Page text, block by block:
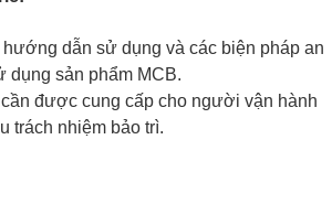
dẫn sử dụng và các biện pháp an
dụng sản phẩm MCB.
được cung cấp cho người vận hành
trách nhiệm bảo trì.